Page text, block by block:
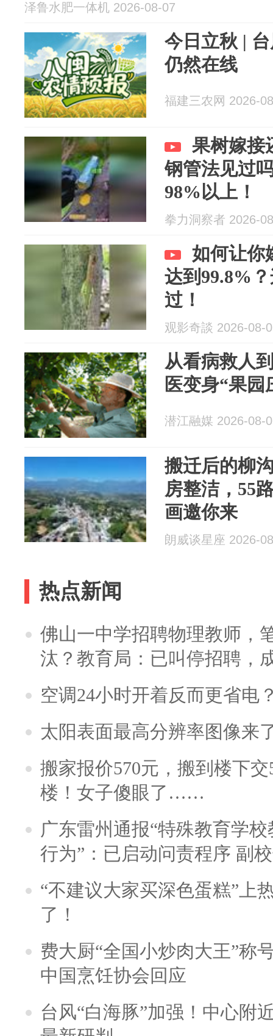
泽鲁水肥一体机 2026-08-07
今日立秋 |
仍然在线
福建三农网 2026-
果树嫁接
钢管法见过
98%以上！
拳力洞察者 2026-
如何让你
达到99.8%
过！
观影奇談 2026-08-
从看病救人
医变身“果园
潜江融媒 2026-08-
搬迁后的柳
房整洁，55
画邀你来
朗威谈星座 2026-
热点新闻
佛山一中学招聘物理教师，
汰？教育局：已叫停招聘，
空调24小时开着反而更省电
太阳表面最高分辨率图像来
搬家报价570元，搬到楼下
楼！女子傻眼了……
广东雷州通报“特殊教育学
行为”：已启动问责程序 副
“不建议大家买深色蛋糕”上
了！
费大厨“全国小炒肉大王”称
中国烹饪协会回应
台风“白海豚”加强！中心附